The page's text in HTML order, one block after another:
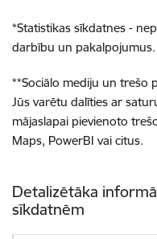
*Statistikas sīkdatnes -
darbību un pakalpojumus.
**Sociālo mediju un trešo
Jūs varētu dalīties ar
mājaslapai pievienoto
Maps, PowerBI vai citus.
Detalizētāka
sīkdatnēm